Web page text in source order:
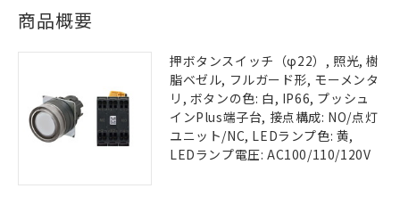
商品概要
押ボタンスイッチ（φ22）, 照光, 樹
脂ベゼル, フルガード形, モーメンタ
リ, ボタンの色: 白, IP66, プッシュ
インPlus端子台, 接点構成: NO/点灯
ユニット/NC, LEDランプ色: 黄,
LEDランプ電圧: AC100/110/120V